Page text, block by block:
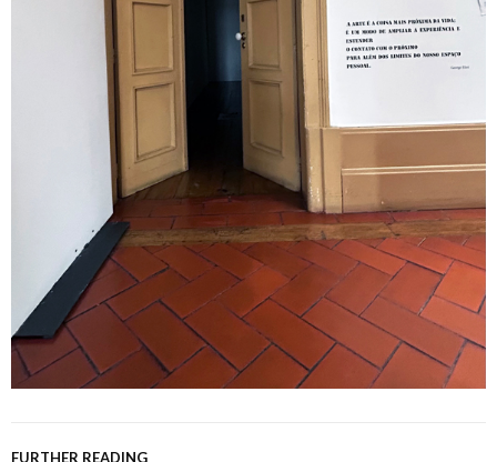
FURTHER READING